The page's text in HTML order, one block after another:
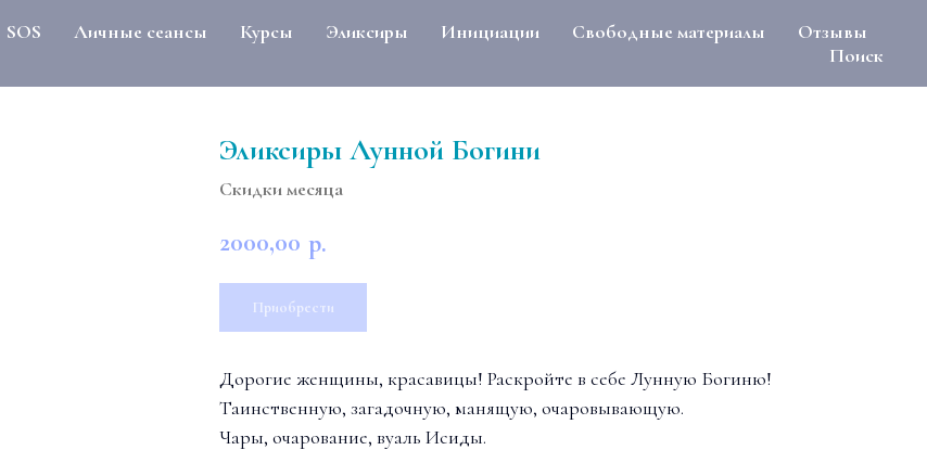
SOS Личные сеансы Курсы Эликсиры Инициации Свободные материалы
Отзывы
Поиск
Эликсиры Лунной Богини
Скидки месяца
2000,00 р.
Приобрести
Дорогие женщины, красавицы! Раскройте в себе Лунную Богиню!
Таинственную, загадочную, манящую, очаровывающую.
Чары, очарование, вуаль Исиды.